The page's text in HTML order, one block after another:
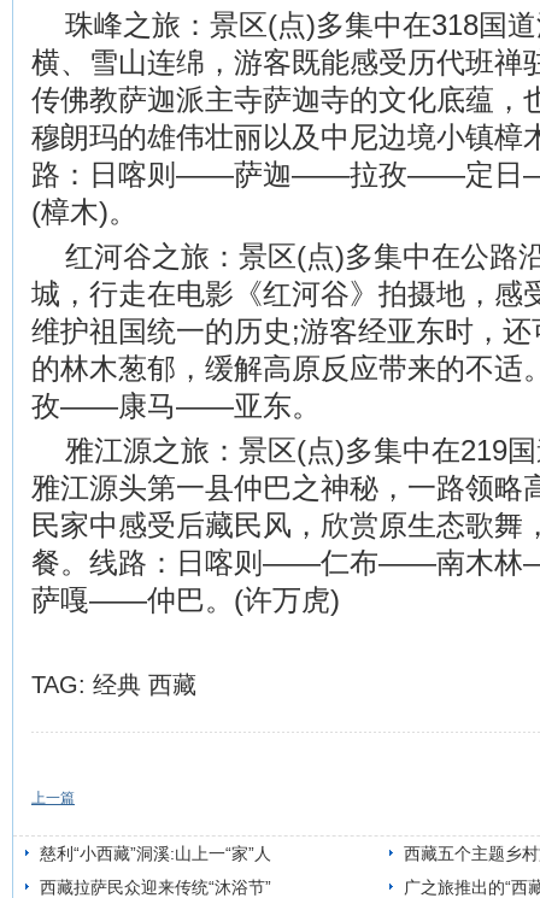
珠峰之旅：景区(点)多集中在318国
横、雪山连绵，游客既能感受历代班禅
传佛教萨迦派主寺萨迦寺的文化底蕴，
穆朗玛的雄伟壮丽以及中尼边境小镇樟
路：日喀则——萨迦——拉孜——定
(樟木)。
红河谷之旅：景区(点)多集中在公路
城，行走在电影《红河谷》拍摄地，感
维护祖国统一的历史;游客经亚东时，
的林木葱郁，缓解高原反应带来的不
孜——康马——亚东。
雅江源之旅：景区(点)多集中在219
雅江源头第一县仲巴之神秘，一路领略
民家中感受后藏民风，欣赏原生态歌舞
餐。线路：日喀则——仁布——南木
萨嘎——仲巴。(许万虎)
TAG: 经典 西藏
上一篇
慈利“小西藏”洞溪:山上一“家”人
西藏五个主题乡
西藏拉萨民众迎来传统“沐浴节”
广之旅推出的“西